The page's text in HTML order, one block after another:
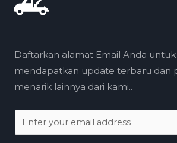
Daftarkan alamat Email Anda untuk
mendapatkan update terbaru dan
menarik lainnya dari kami..
m